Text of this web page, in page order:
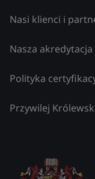
Nasi klienci i
Nasza akredytacja
Polityka
Przywilej